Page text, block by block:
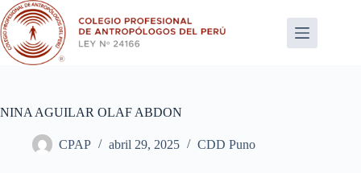
Saltar
al
contenido
NINA AGUILAR OLAF ABDON
CPAP abril 29, 2025 CDD Puno